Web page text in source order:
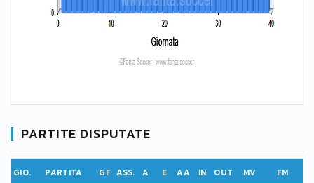
PARTITE DISPUTATE
GIO. PARTITA GF ASS. A E AA IN OUT MV FM